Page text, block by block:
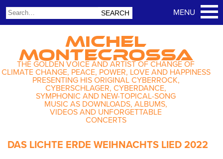
MICHEL
MONTECROSSA
THE GOLDEN VOICE AND ARTIST OF CHANGE OF
CLIMATE CHANGE, PEACE, POWER, LOVE AND HAPPINESS
PRESENTING HIS ORIGINAL CYBERROCK,
CYBERSCHLAGER, CYBERDANCE,
SYMPHONIC AND NEW-TOPICAL-SONG
MUSIC AS DOWNLOADS, ALBUMS,
VIDEOS AND UNFORGETTABLE
CONCERTS
DAS LICHTE ERDE WEIHNACHTS LIED 2022